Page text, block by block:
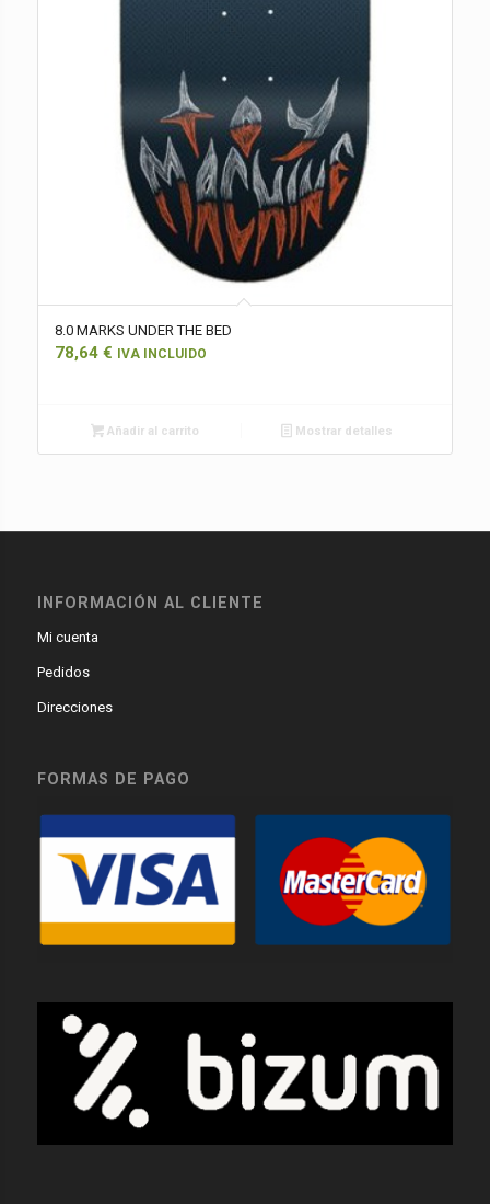
8.0 MARKS UNDER THE BED
78,64 € IVA INCLUIDO
Añadir al carrito Mostrar detalles
INFORMACIÓN AL CLIENTE
Mi cuenta
Pedidos
Direcciones
FORMAS DE PAGO